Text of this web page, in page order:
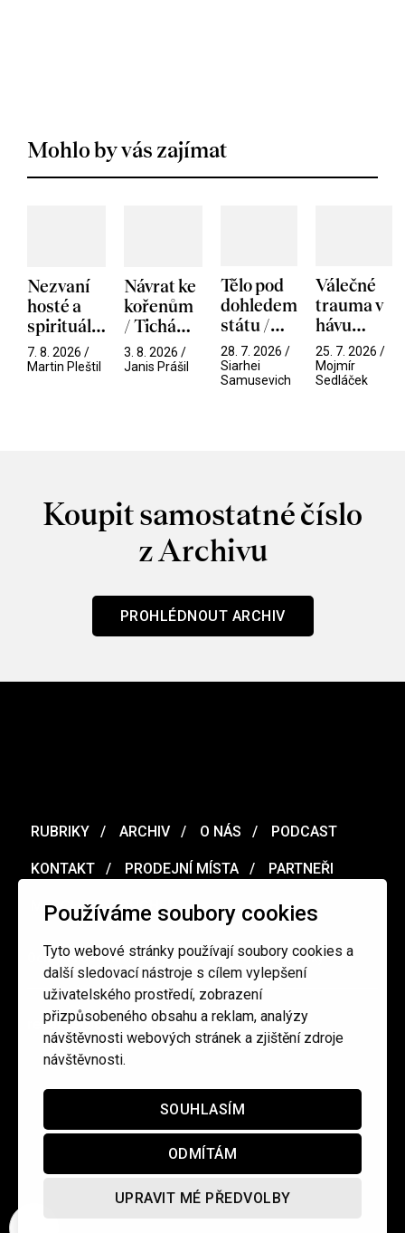
Používáme soubory cookies
Tyto webové stránky používají soubory cookies a
další sledovací nástroje s cílem vylepšení
uživatelského prostředí, zobrazení
přizpůsobeného obsahu a reklam, analýzy
návštěvnosti webových stránek a zjištění zdroje
návštěvnosti.
SOUHLASÍM
ODMÍTÁM
UPRAVIT MÉ PŘEDVOLBY
Mohlo by vás zajímat
Nezvaní
hosté a
spirituální
narušitelé
z vesmíru
7. 8. 2026 /
Martin Pleštil
Návrat ke
kořenům
/ Tichá
přítelkyně
3. 8. 2026 /
Janis Prášil
Tělo pod
dohledem
státu /
Pramen
28. 7. 2026 /
Siarhei
Samusevich
Válečné
trauma v
hávu
spektáklu
/ Odyssea
25. 7. 2026 /
Mojmír
Sedláček
Koupit samostatné číslo
z Archivu
PROHLÉDNOUT ARCHIV
RUBRIKY ARCHIV O NÁS PODCAST
KONTAKT PRODEJNÍ MÍSTA PARTNEŘI
MERCH VOUCHER
Ochrana osobních údajů / Obchodní podmínky
redakce@cinepur.cz